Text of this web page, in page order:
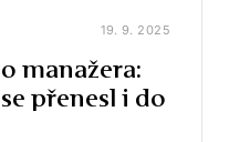
19. 9. 2025
manažera:
přenesl i do